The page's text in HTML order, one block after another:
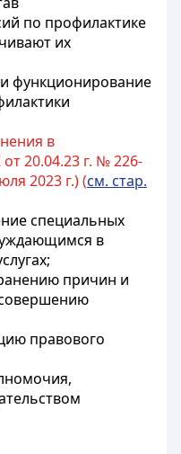
по профилактике
их
функционирование
в
от 20.04.23 г. № 226-
2023 г.) (см. стар.
специальных
в
;
причин и
правового